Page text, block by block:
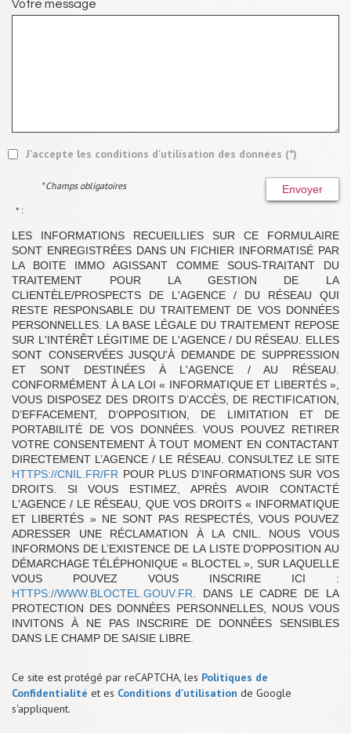
Votre message
J'accepte les conditions d'utilisation des données (*)
Envoyer
* Champs obligatoires
* :
LES INFORMATIONS RECUEILLIES SUR CE FORMULAIRE
SONT ENREGISTRÉES DANS UN FICHIER INFORMATISÉ PAR
LA BOITE IMMO AGISSANT COMME SOUS-TRAITANT DU
TRAITEMENT POUR LA GESTION DE LA
CLIENTÈLE/PROSPECTS DE L'AGENCE / DU RÉSEAU QUI
RESTE RESPONSABLE DU TRAITEMENT DE VOS DONNÉES
PERSONNELLES. LA BASE LÉGALE DU TRAITEMENT REPOSE
SUR L'INTÉRÊT LÉGITIME DE L'AGENCE / DU RÉSEAU. ELLES
SONT CONSERVÉES JUSQU'À DEMANDE DE SUPPRESSION
ET SONT DESTINÉES À L'AGENCE / AU RÉSEAU.
CONFORMÉMENT À LA LOI « INFORMATIQUE ET LIBERTÉS »,
VOUS DISPOSEZ DES DROITS D’ACCÈS, DE RECTIFICATION,
D’EFFACEMENT, D’OPPOSITION, DE LIMITATION ET DE
PORTABILITÉ DE VOS DONNÉES. VOUS POUVEZ RETIRER
VOTRE CONSENTEMENT À TOUT MOMENT EN CONTACTANT
DIRECTEMENT L’AGENCE / LE RÉSEAU. CONSULTEZ LE SITE
HTTPS://CNIL.FR/FR POUR PLUS D’INFORMATIONS SUR VOS
DROITS. SI VOUS ESTIMEZ, APRÈS AVOIR CONTACTÉ
L'AGENCE / LE RÉSEAU, QUE VOS DROITS « INFORMATIQUE
ET LIBERTÉS » NE SONT PAS RESPECTÉS, VOUS POUVEZ
ADRESSER UNE RÉCLAMATION À LA CNIL. NOUS VOUS
INFORMONS DE L’EXISTENCE DE LA LISTE D'OPPOSITION AU
DÉMARCHAGE TÉLÉPHONIQUE « BLOCTEL », SUR LAQUELLE
VOUS POUVEZ VOUS INSCRIRE ICI :
HTTPS://WWW.BLOCTEL.GOUV.FR . DANS LE CADRE DE LA
PROTECTION DES DONNÉES PERSONNELLES, NOUS VOUS
INVITONS À NE PAS INSCRIRE DE DONNÉES SENSIBLES
DANS LE CHAMP DE SAISIE LIBRE.
Ce site est protégé par reCAPTCHA, les Politiques de
Confidentialité et es Conditions d'utilisation de Google
s'appliquent.